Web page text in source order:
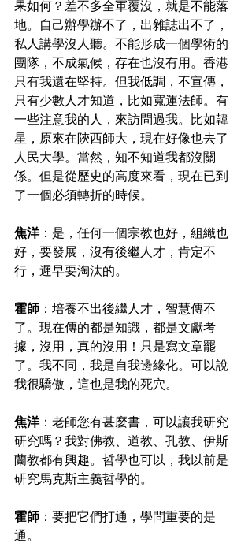
果如何？差不多全軍覆沒，就是不能落
地。自己辦學辦不了，出雜誌出不了，
私人講學沒人聽。不能形成一個學術的
團隊，不成氣候，存在也沒有用。香港
只有我還在堅持。但我低調，不宣傳，
只有少數人才知道，比如寬運法師。有
一些注意我的人，來訪問過我。比如韓
星，原來在陝西師大，現在好像也去了
人民大學。當然，知不知道我都沒關
係。但是從歷史的高度來看，現在已到
了一個必須轉折的時候。
焦洋：是，任何一個宗教也好，組織也
好，要發展，沒有後繼人才，肯定不
行，遲早要淘汰的。
霍師 ：培養不出後繼人才，智慧傳不
了。現在傳的都是知識，都是文獻考
據，沒用，真的沒用！只是寫文章罷
了。我不同，我是自我邊緣化。可以說
我很驕傲，這也是我的死穴。
焦洋：老師您有甚麼書，可以讓我研究
研究嗎？我對佛教、道教、孔教、伊斯
蘭教都有興趣。哲學也可以，我以前是
研究馬克斯主義哲學的。
霍師 ：要把它們打通，學問重要的是
通。